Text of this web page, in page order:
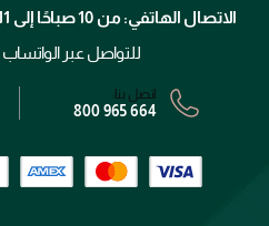
الشروط و الأحكام
سياسة الخصوصية
الاتصال الهاتفي: من 10 صباحًا إلى 11 مساءً (من الإثنين إلى الأحد)
للتواصل عبر الواتساب
اتصل بنا:
800 965 664